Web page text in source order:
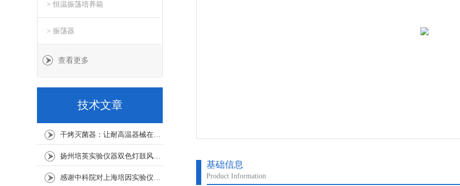
基础信息
Product Information
> 恒温振荡培养箱
> 振荡器
查看更多
技术文章
干烤灭菌器：让耐高温器械在无水高温中重获无菌新生
扬州培英实验仪器双色灯鼓风干燥箱
感谢中科院对上海培因实验仪器的认可